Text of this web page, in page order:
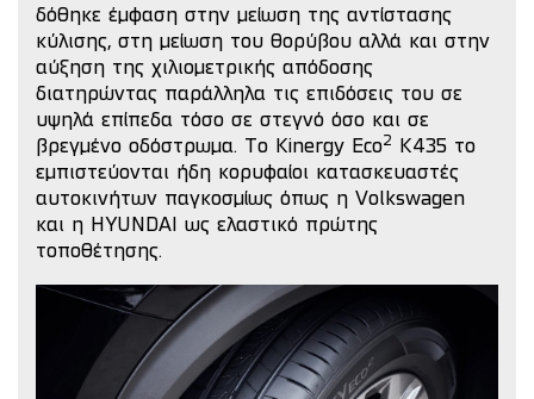
δόθηκε έμφαση στην μείωση της αντίστασης
κύλισης, στη μείωση του θορύβου αλλά και στην
αύξηση της χιλιομετρικής απόδοσης
διατηρώντας παράλληλα τις επιδόσεις του σε
υψηλά επίπεδα τόσο σε στεγνό όσο και σε
βρεγμένο οδόστρωμα.
Το Kinergy Eco2
K435 το
εμπιστεύονται ήδη κορυφαίοι κατασκευαστές
αυτοκινήτων παγκοσμίως όπως η Volkswagen
και η HYUNDAI ως ελαστικό πρώτης
τοποθέτησης.